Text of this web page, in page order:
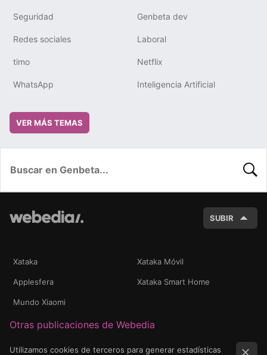
Seguridad Genbeta dev
Redes sociales Laboral
timo Netflix
WhatsApp Inteligencia Artificial
VER MÁS TEMAS
SUBIR
Xataka Xataka Móvil
Applesfera Xataka Smart Home
Mundo Xiaomi
Otras publicaciones de Webedia
Utilizamos cookies de terceros para generar estadísticas